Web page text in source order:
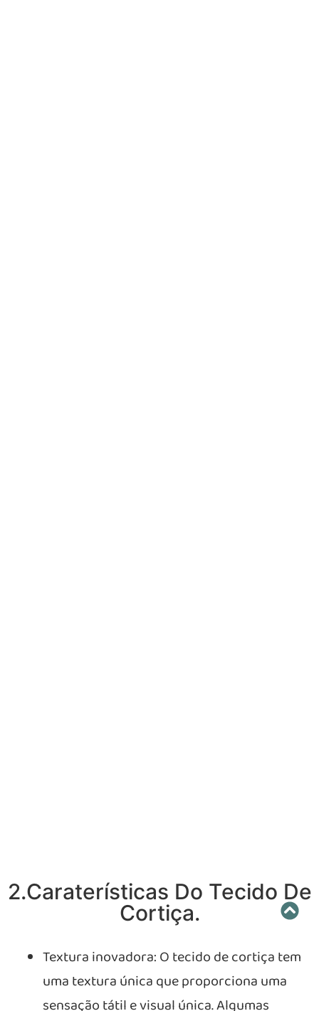
2.Caraterísticas Do Tecido De
Cortiça.
Textura inovadora: O tecido de cortiça tem
uma textura única que proporciona uma
sensação tátil e visual única. Algumas